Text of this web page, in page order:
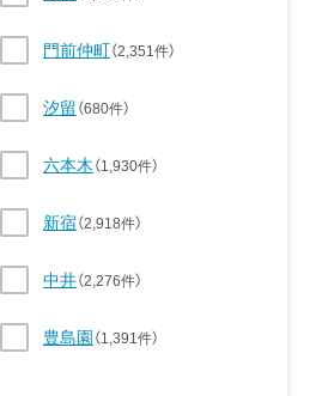
門前仲町（2,351件）
汐留 （680件）
六本木 （1,930件）
新宿（2,918件）
中井（2,276件）
豊島園 （1,391件）